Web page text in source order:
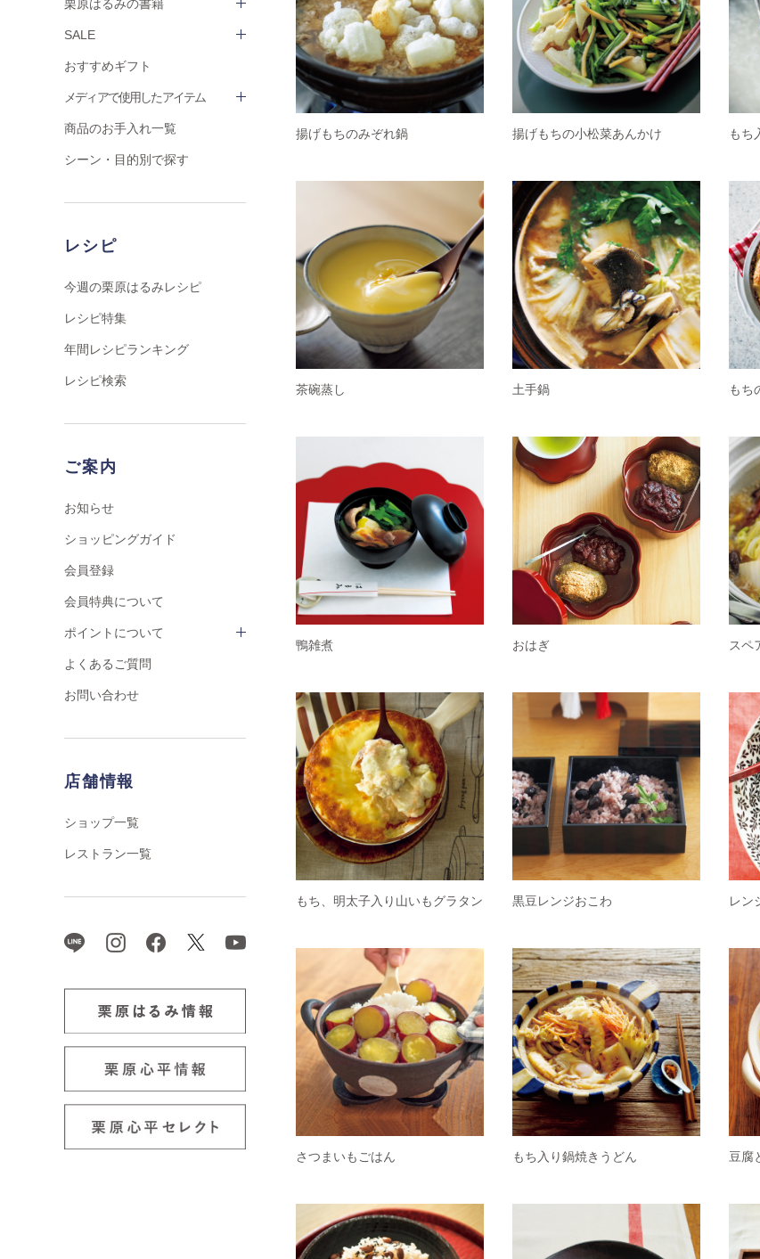
栗原はるみの書籍
SALE
おすすめギフト
メディアで使用したアイテム
商品のお手入れ一覧
シーン・目的別で探す
レシピ
今週の栗原はるみレシピ
レシピ特集
年間レシピランキング
レシピ検索
ご案内
お知らせ
ショッピングガイド
会員登録
会員特典について
ポイントについて
よくあるご質問
お問い合わせ
店舗情報
ショップ一覧
レストラン一覧
揚げもちのみぞれ鍋 揚げもちの小松菜あんかけ もち
茶碗蒸し 土手鍋 もち
鴨雑煮 おはぎ スペ
もち、明太子入り山いもグラタン 黒豆レンジおこわ レン
さつまいもごはん もち入り鍋焼きうどん 豆腐